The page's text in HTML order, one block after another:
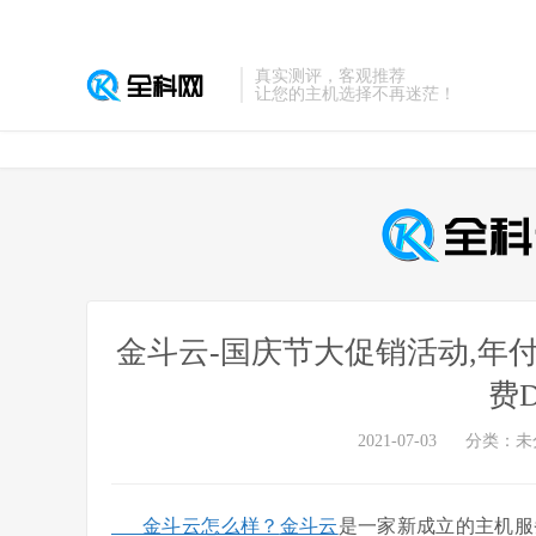
真实测评，客观推荐
让您的主机选择不再迷茫！
金斗云-国庆节大促销活动,年
费
2021-07-03 分类：未
金斗云怎么样？ 金斗云是一家新成立的主机